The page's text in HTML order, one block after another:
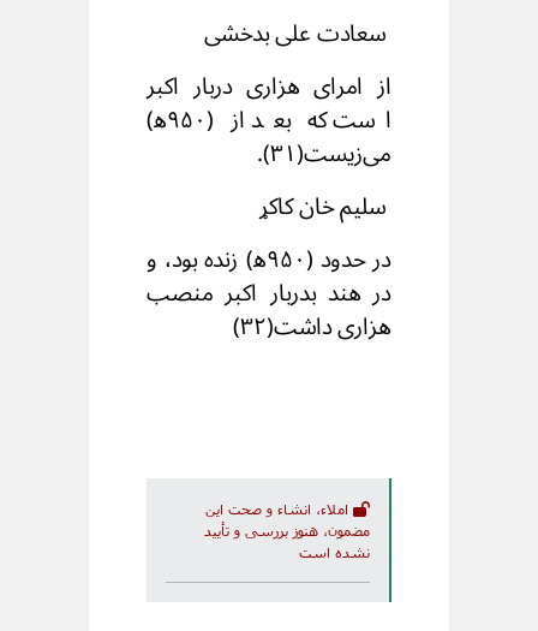
سعادت علی بدخشی
از امرای هزاری دربار اکبر
است که بعد از (۹۵۰ه‍)
می‌زیست(۳۱).
سلیم خان کاکړ
در حدود (۹۵۰ه‍) زنده بود، و
در هند بدربار اکبر منصب
هزاری داشت(۳۲)
املاء، انشاء و صحت این
مضمون، هنوز بررسی و تأیید
نشده است